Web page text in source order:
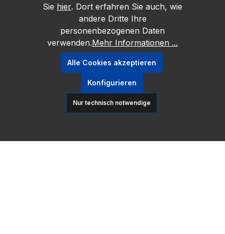
Sie hier. Dort erfahren Sie auch, wie
andere Dritte Ihre
personenbezogenen Daten
verwenden.Mehr Informationen ...
Nur technisch notwendige
Konfigurieren
Alle Cookies akzeptieren